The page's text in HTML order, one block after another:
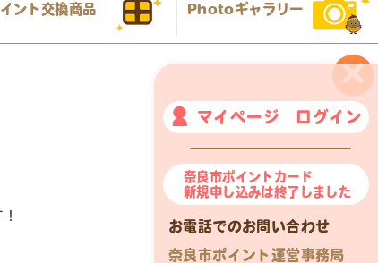
×
マイページ ログイン
奈良市ポイントカード
新規申し込みは終了しました
お電話でのお問い合わせ
奈良市ポイント運営事務局
ント交換商品 Photoギャラリー